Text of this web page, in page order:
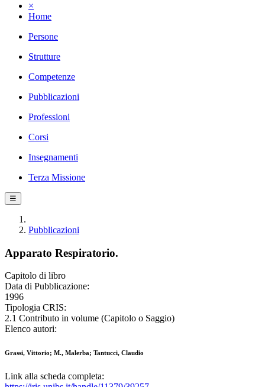
×
Home
Persone
Strutture
Competenze
Pubblicazioni
Professioni
Corsi
Insegnamenti
Terza Missione
☰
Pubblicazioni
Apparato Respiratorio.
Capitolo di libro
Data di Pubblicazione:
1996
Tipologia CRIS:
2.1 Contributo in volume (Capitolo o Saggio)
Elenco autori:
Grassi, Vittorio; M., Malerba; Tantucci, Claudio
Link alla scheda completa: